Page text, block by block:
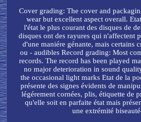
Cover grading: The cover and
wear but excellent aspect overall.
l'état le plus courant des disques de
disques ont des rayures qui n'affectent
d'une maniére génante, mais certains
ou - audibles Record grading: Most
records. The record has been played
no major deterioration in sound
the occasional light marks Etat de la
présente des signes évidents de
légérement cornées, plis, étiquette de
qu'elle soit en parfaite état mais
une extrémité